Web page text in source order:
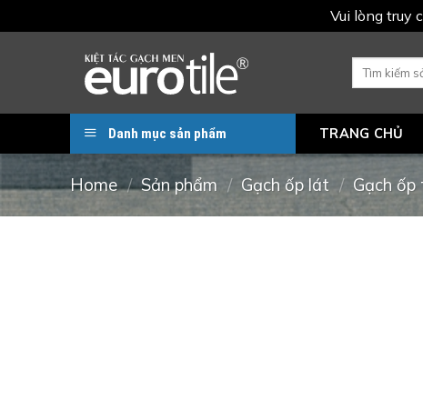
Vui lòng truy
Search
Danh mục sản phẩm TRANG CHỦ
Home / Sản phẩm / Gạch ốp lát / Gạch